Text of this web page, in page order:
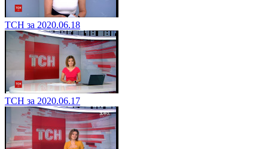
ТСН за 2020.06.18
ТСН за 2020.06.17